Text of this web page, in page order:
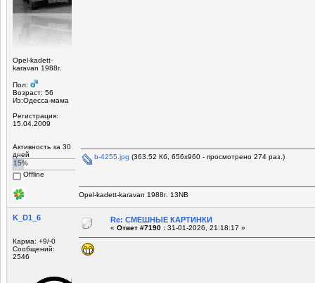
Opel-kadett-
karavan 1988г.
Пол:
Возраст: 56
Из:Одесса-мама
Регистрация:
15.04.2009
Активность за 30
дней
15%
Offline
b-4255.jpg (363.52 Кб, 656x960 - просмотрено 274 раз.)
Opel-kadett-karavan 1988г. 13NB
K_D1_6
Карма: +9/-0
Сообщений:
2546
Re: СМЕШНЫЕ КАРТИНКИ
« Ответ #7190 : 31-01-2026, 21:18:17 »